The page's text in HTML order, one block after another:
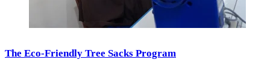
The Eco-Friendly Tree Sacks Program